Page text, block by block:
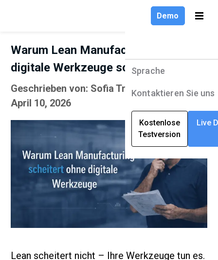
Demo
Produkte
Lösungen
Unternehmen
Ressourcen
Sprache
English
Deutsch
Français
Sprache
Kontaktieren Sie uns
Kostenlose
Testversion
Live
Warum Lean Manufacturing ohne
digitale Werkzeuge scheitert
Geschrieben von: Sofia Trifonopoulos |
April 10, 2026
Lean scheitert nicht – Ihre Werkzeuge tun es.